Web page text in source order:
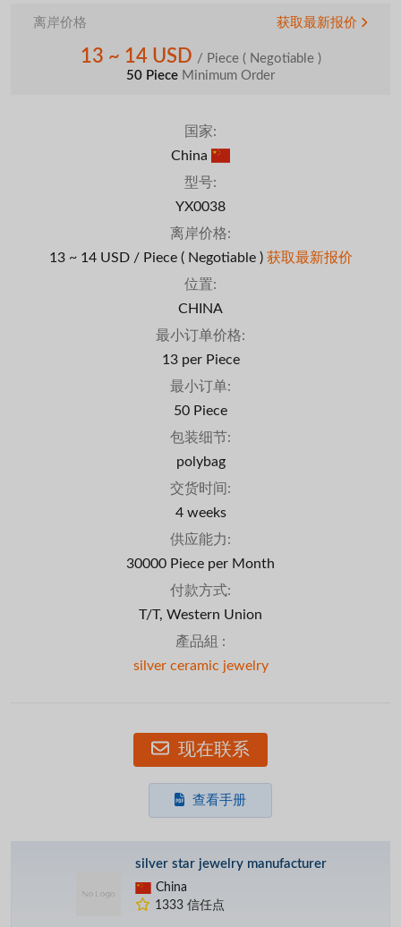
离岸价格 获取最新报价
13 ~ 14 USD / Piece ( Negotiable )
50 Piece Minimum Order
国家:
China
型号:
YX0038
离岸价格:
13 ~ 14 USD / Piece ( Negotiable ) 获取最新报价
位置:
CHINA
最小订单价格:
13 per Piece
最小订单:
50 Piece
包装细节:
polybag
交货时间:
4 weeks
供应能力:
30000 Piece per Month
付款方式:
T/T, Western Union
產品組 :
silver ceramic jewelry
现在联系
查看手册
silver star jewelry manufacturer
China
1333 信任点